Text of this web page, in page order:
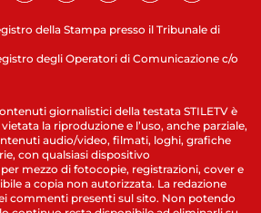
della Stampa presso il Tribunale di
degli Operatori di Comunicazione c/o
giornalistici della testata STILETV è
la riproduzione e l’uso, anche parziale,
audio/video, filmati, loghi, grafiche
con qualsiasi dispositivo
mezzo di fotocopie, registrazioni, cover e
a copia non autorizzata. La redazione
commenti presenti sul sito. Non potendo